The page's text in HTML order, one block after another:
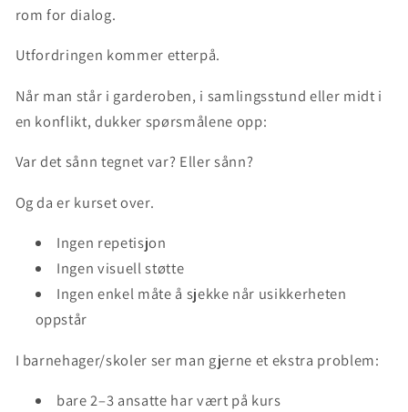
rom for dialog.
Utfordringen kommer etterpå.
Når man står i garderoben, i samlingsstund eller midt i
en konflikt, dukker spørsmålene opp:
Var det sånn tegnet var? Eller sånn?
Og da er kurset over.
Ingen repetisjon
Ingen visuell støtte
Ingen enkel måte å sjekke når usikkerheten
oppstår
I barnehager/skoler ser man gjerne et ekstra problem:
bare 2–3 ansatte har vært på kurs